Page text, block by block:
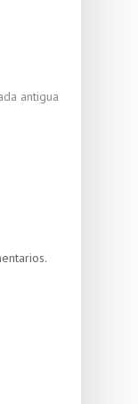
antigua